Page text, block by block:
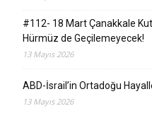
#112- 18 Mart Çanakkale
Hürmüz de Geçilemeyecek!
13 Mayıs 2026
ABD-İsrail’in Ortadoğu
13 Mayıs 2026